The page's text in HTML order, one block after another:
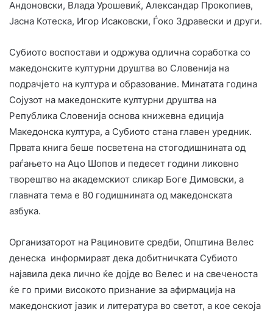
Андоновски, Влада Урошевиќ, Александар Прокопиев,
Јасна Котеска, Игор Исаковски, Ѓоко Здравески и други.
Субиото воспостави и одржува одлична соработка со
македонските културни друштва во Словенија на
подрачјето на култура и образование. Минатата година
Сојузот на македонските културни друштва на
Република Словенија основа книжевна едиција
Македонска култура, а Субиото стана главен уредник.
Првата книга беше посветена на стогодишнината од
раѓањето на Ацо Шопов и педесет години ликовно
творештво на академскиот сликар Боге Димовски, а
главната тема е 80 годишнината од македонската
азбука.
Организаторот на Рациновите средби, Општина Велес
денеска информираат дека добитничката Субиото
најавила дека лично ќе дојде во Велес и на свеченоста
ќе го прими високото признание за афирмација на
македонскиот јазик и литература во светот, а кое секоја